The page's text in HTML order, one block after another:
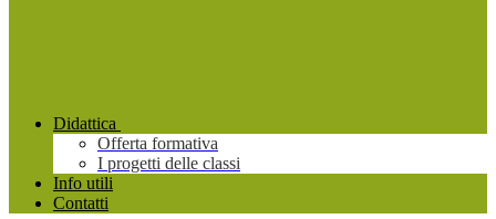
Didattica
Offerta formativa
I progetti delle classi
Info utili
Contatti